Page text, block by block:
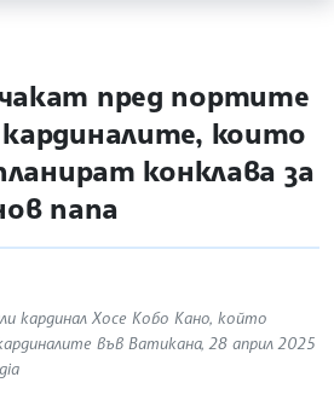
пред портите
които
конклава за
папа
кардинал Хосе Кобо Кано, който
във Ватикана, 28 април 2025